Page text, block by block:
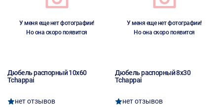
У меня еще нет фотографии!
Но она скоро появится
Дюбель распорный 10х60
Tchappai
нет отзывов
У меня еще нет фотографии!
Но она скоро появится
Дюбель распорный 8х30
Tchappai
нет отзывов